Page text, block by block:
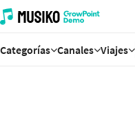
Categorías Canales Viajes